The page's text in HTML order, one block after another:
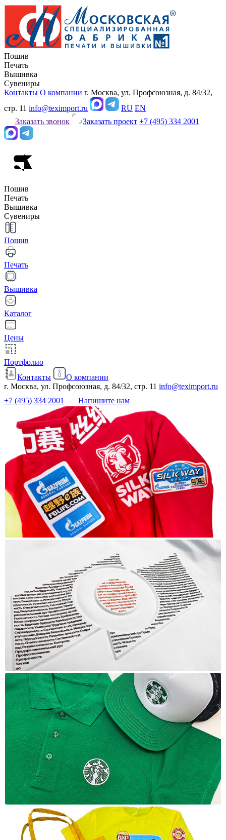
Пошив
Печать
Вышивка
Сувениры
Контакты О компании г. Москва, ул. Профсоюзная, д. 84/32,
стр. 11 info@teximport.ru RU EN
Заказать звонок
Заказать проект +7 (495) 334 2001
Пошив
Печать
Вышивка
Сувениры
Пошив
Печать
Вышивка
Каталог
Цены
Портфолио
Контакты
О компании
г. Москва, ул. Профсоюзная, д. 84/32, стр. 11 info@teximport.ru
+7 (495) 334 2001
Напишите нам